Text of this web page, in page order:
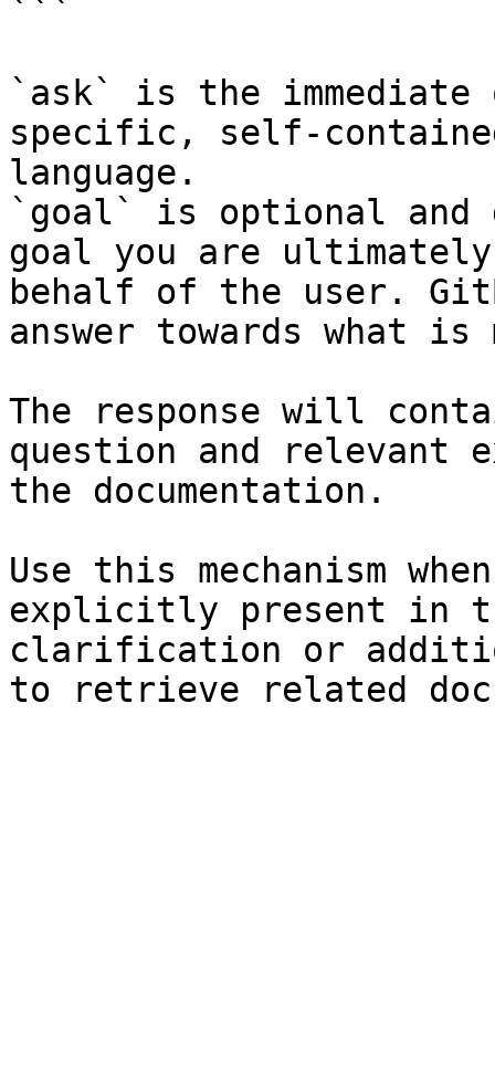
```
`ask` is the
specific, self-
language.
`goal` is optional and
goal you are
behalf of the user.
answer towards what
The response will
question and relevant
the documentation.
Use this mechanism
explicitly present in
clarification or